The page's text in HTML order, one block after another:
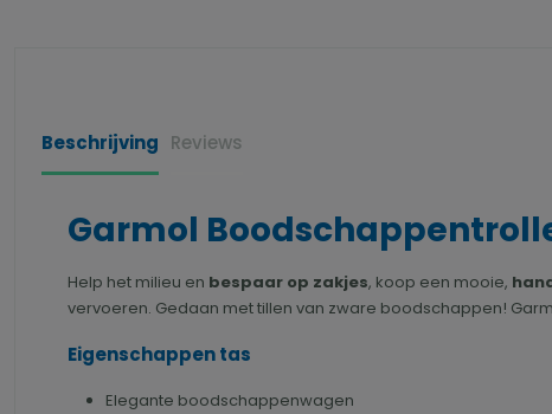
Beschrijving Reviews
Garmol
Help het milieu en bespaar op zakjes, koop een mooie,
vervoeren. Gedaan met tillen van zware boodschappen!
Eigenschappen tas
Elegante boodschappenwagen